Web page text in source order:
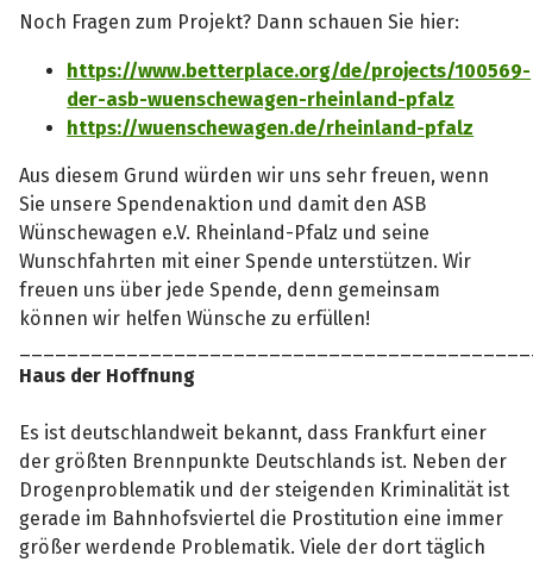
Noch Fragen zum Projekt? Dann schauen Sie hier:
https://www.betterplace.org/de/projects/100569-
der-asb-wuenschewagen-rheinland-pfalz
https://wuenschewagen.de/rheinland-pfalz
Aus diesem Grund würden wir uns sehr freuen, wenn
Sie unsere Spendenaktion und damit den ASB
Wünschewagen e.V. Rheinland-Pfalz und seine
Wunschfahrten mit einer Spende unterstützen. Wir
freuen uns über jede Spende, denn gemeinsam
können wir helfen Wünsche zu erfüllen!
Haus der Hoffnung
Es ist deutschlandweit bekannt, dass Frankfurt einer
der größten Brennpunkte Deutschlands ist. Neben der
Drogenproblematik und der steigenden Kriminalität ist
gerade im Bahnhofsviertel die Prostitution eine immer
größer werdende Problematik. Viele der dort täglich